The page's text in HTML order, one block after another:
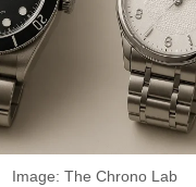
Image: The Chrono Lab